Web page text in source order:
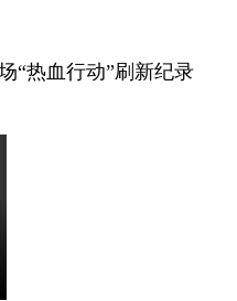
“热血行动”刷新纪录